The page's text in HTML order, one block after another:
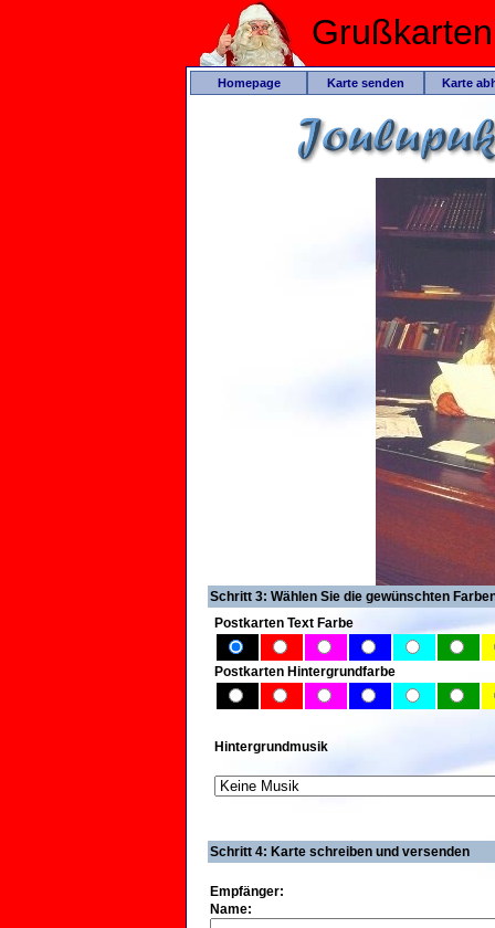
Homepage Karte senden Karte
Schritt 3: Wählen Sie die gewünschten
Postkarten Text Farbe
Postkarten Hintergrundfarbe
Hintergrundmusik
Schritt 4: Karte schreiben und versenden
Empfänger:
Name: